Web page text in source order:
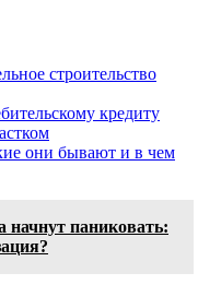
строительство
кредиту
они бывают и в чем
начнут паниковать: